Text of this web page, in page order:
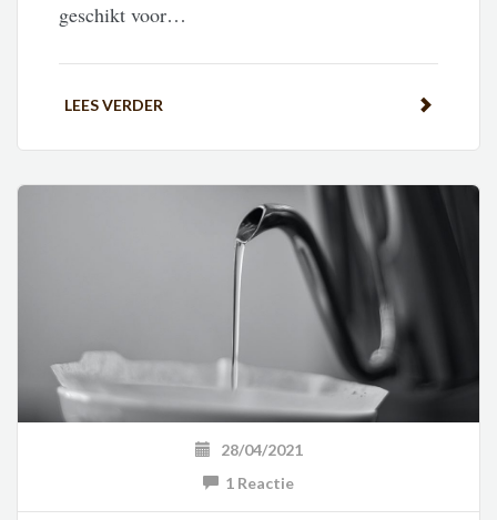
geschikt voor…
LEES VERDER
28/04/2021
1 Reactie